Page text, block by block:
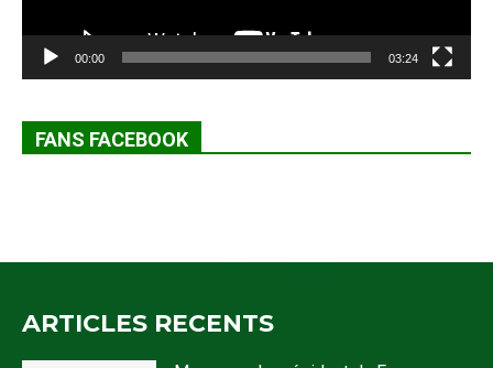
00:00 03:24
FANS FACEBOOK
ARTICLES RECENTS